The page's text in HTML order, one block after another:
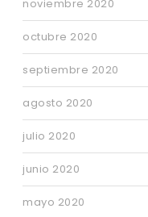
noviembre 2020
octubre 2020
septiembre 2020
agosto 2020
julio 2020
junio 2020
mayo 2020